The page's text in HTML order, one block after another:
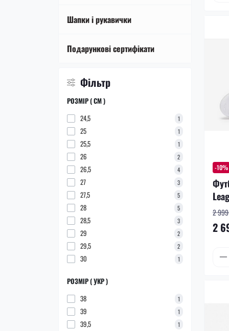
Шапки і рукавички
Подарункові сертифікати
Фільтр
РОЗМІР ( СМ )
24,5
1
25 1
25,5 1
26 2
26,5 4
27 3
27,5 5
28 5
28,5 3
29 2
29,5 2
30 1
РОЗМІР ( УКР )
38
1
39 1
39,5 1
-10%
2 999
2